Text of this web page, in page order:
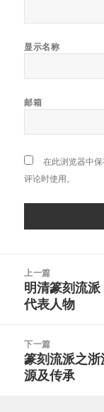
显示名称
邮箱
在此浏览器中
评论时使用。
上一篇
上
篇
章：
明清篆刻流
代表人物
下一篇
下
篇
篆刻流派之
源及传承